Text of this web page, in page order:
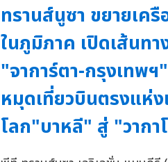
ทรานส์นูซา ขยายเค
ในภูมิภาค เปิดเส้นท
"จาการ์ตา-กรุงเทพ
หมุดเที่ยวบินตรงแห่
โลก"บาหลี" สู่ "วากา